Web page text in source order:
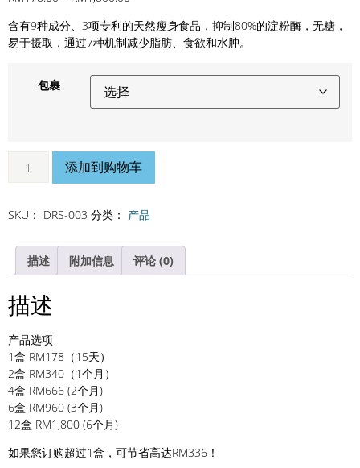
含有9种成分、3项专利的天然瘦身食品，抑制80%的淀粉酶，无糖，
易于摄取，通过7种机制减少脂肪、食欲和水肿。
包裹
添加到购物车
SKU： DRS-003 分类： 产品
描述 附加信息 评论 (0)
描述
产品选项
1盒 RM178（15天）
2盒 RM340（1个月）
4盒 RM666 (2个月)
6盒 RM960 (3个月)
12盒 RM1,800 (6个月)
如果您订购超过1盒，可节省高达RM336！